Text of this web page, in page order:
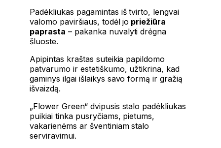
Padėkliukas pagamintas iš tvirto, lengvai
valomo paviršiaus, todėl jo priežiūra
paprasta – pakanka nuvalyti drėgna
šluoste.
Apipintas kraštas suteikia papildomo
patvarumo ir estetiškumo, užtikrina, kad
gaminys ilgai išlaikys savo formą ir gražią
išvaizdą.
„Flower Green“ dvipusis stalo padėkliukas
puikiai tinka pusryčiams, pietums,
vakarienėms ar šventiniam stalo
serviravimui.